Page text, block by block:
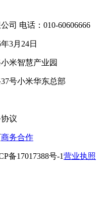
司 电话：010-60606666
3月24日
米智慧产业园
号小米华东总部
议
商务合作
备17017388号-1营业执照